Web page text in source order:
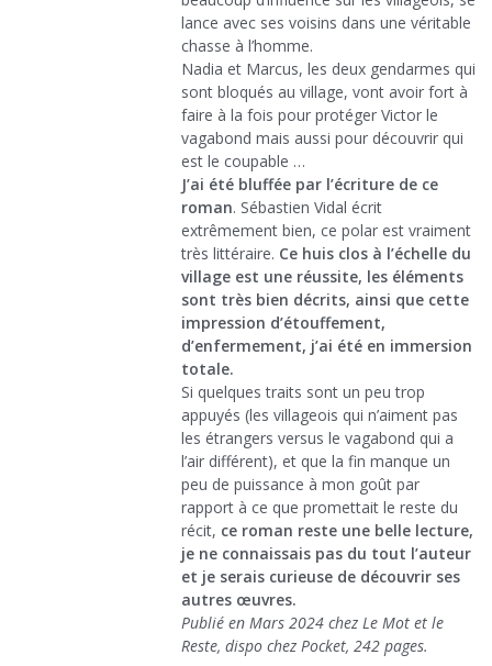
lance avec ses voisins dans une véritable
chasse à l’homme.
Nadia et Marcus, les deux gendarmes qui
sont bloqués au village, vont avoir fort à
faire à la fois pour protéger Victor le
vagabond mais aussi pour découvrir qui
est le coupable …
J’ai été bluffée par l’écriture de ce
roman. Sébastien Vidal écrit
extrêmement bien, ce polar est vraiment
très littéraire. Ce huis clos à l’échelle du
village est une réussite, les éléments
sont très bien décrits, ainsi que cette
impression d’étouffement,
d’enfermement, j’ai été en immersion
totale.
Si quelques traits sont un peu trop
appuyés (les villageois qui n’aiment pas
les étrangers versus le vagabond qui a
l’air différent), et que la fin manque un
peu de puissance à mon goût par
rapport à ce que promettait le reste du
récit, ce roman reste une belle lecture,
je ne connaissais pas du tout l’auteur
et je serais curieuse de découvrir ses
autres œuvres.
Publié en Mars 2024 chez Le Mot et le
Reste, dispo chez Pocket, 242 pages.